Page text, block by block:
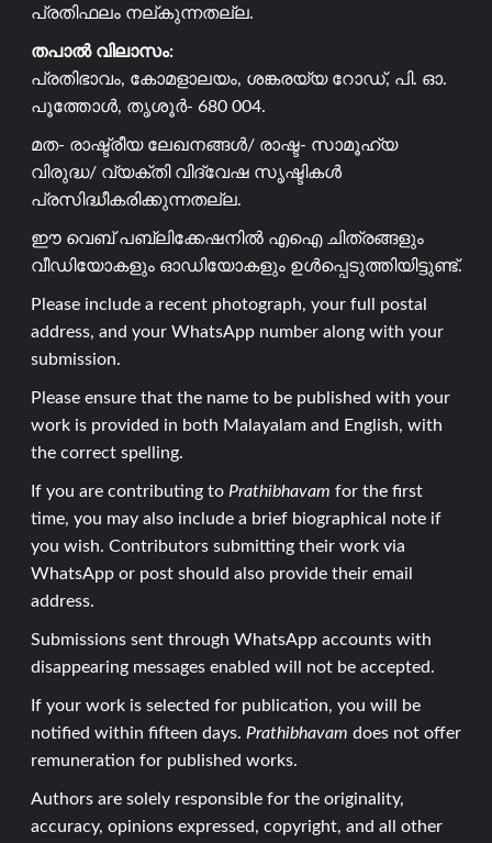
പ്രതിഫലം നല്കുന്നതല്ല.
തപാൽ വിലാസം:
പ്രതിഭാവം, കോമളാലയം, ശങ്കരയ്യ റോഡ്, പി. ഓ.
പൂത്തോൾ, തൃശൂർ- 680 004.
മത- രാഷ്ട്രീയ ലേഖനങ്ങൾ/ രാഷ്ട- സാമൂഹ്യ
വിരുദ്ധ/ വ്യക്തി വിദ്വേഷ സൃഷ്ടികൾ
പ്രസിദ്ധീകരിക്കുന്നതല്ല.
ഈ വെബ് പബ്ലിക്കേഷനിൽ എഐ ചിത്രങ്ങളും
വീഡിയോകളും ഓഡിയോകളും ഉൾപ്പെടുത്തിയിട്ടുണ്ട്.
Please include a recent photograph, your full postal
address, and your WhatsApp number along with your
submission.
Please ensure that the name to be published with your
work is provided in both Malayalam and English, with
the correct spelling.
If you are contributing to Prathibhavam for the first
time, you may also include a brief biographical note if
you wish. Contributors submitting their work via
WhatsApp or post should also provide their email
address.
Submissions sent through WhatsApp accounts with
disappearing messages enabled will not be accepted.
If your work is selected for publication, you will be
notified within fifteen days. Prathibhavam does not offer
remuneration for published works.
Authors are solely responsible for the originality,
accuracy, opinions expressed, copyright, and all other